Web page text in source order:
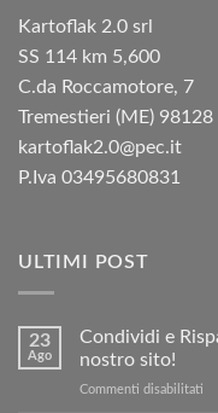
Kartoflak 2.0 srl
SS 114 km 5,600
C.da Roccamotore, 7
Tremestieri (ME) 98128
kartoflak2.0@pec.it
P.Iva 03495680831
ULTIMI POST
23
Ago
Condividi e
nostro sito!
Commenti disabilitati